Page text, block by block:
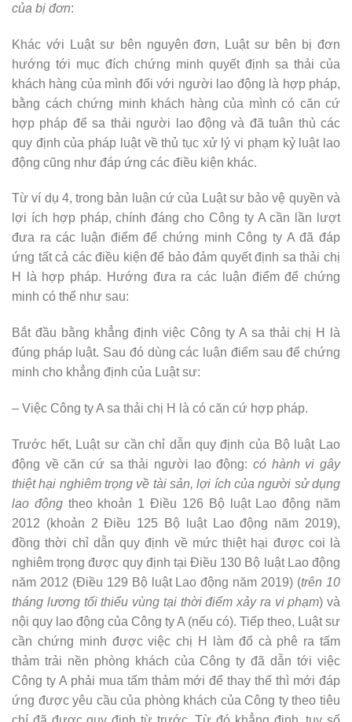
của bị đơn:
Khác với Luật sư bên nguyên đơn, Luật sư bên bị đơn
hướng tới mục đích chứng minh quyết định sa thải của
khách hàng của mình đối với người lao động là hợp pháp,
bằng cách chứng minh khách hàng của mình có căn cứ
hợp pháp để sa thải người lao động và đã tuân thủ các
quy định của pháp luật về thủ tục xử lý vi phạm kỷ luật lao
động cũng như đáp ứng các điều kiện khác.
Từ ví dụ 4, trong bản luận cứ của Luật sư bảo vệ quyền và
lợi ích hợp pháp, chính đáng cho Công ty A cần lần lượt
đưa ra các luận điểm để chứng minh Công ty A đã đáp
ứng tất cả các điều kiện để bảo đảm quyết định sa thải chị
H là hợp pháp. Hướng đưa ra các luận điểm để chứng
minh có thể như sau:
Bắt đầu bằng khẳng định việc Công ty A sa thải chị H là
đúng pháp luật. Sau đó dùng các luận điểm sau để chứng
minh cho khẳng định của Luật sư:
– Việc Công ty A sa thải chị H là có căn cứ hợp pháp.
Trước hết, Luật sư cần chỉ dẫn quy định của Bộ luật Lao
động về căn cứ sa thải người lao động: có hành vi gây
thiệt hại nghiêm trọng về tài sản, lợi ích của người sử dụng
lao động theo khoản 1 Điều 126 Bộ luật Lao động năm
2012 (khoản 2 Điều 125 Bộ luật Lao động năm 2019),
đồng thời chỉ dẫn quy định về mức thiệt hại được coi là
nghiêm trọng được quy định tại Điều 130 Bộ luật Lao động
năm 2012 (Điều 129 Bộ luật Lao động năm 2019) (trên 10
tháng lương tối thiểu vùng tại thời điểm xảy ra vi phạm) và
nội quy lao động của Công ty A (nếu có). Tiếp theo, Luật sư
cần chứng minh được việc chị H làm đổ cà phê ra tấm
thảm trải nền phòng khách của Công ty đã dẫn tới việc
Công ty A phải mua tấm thảm mới để thay thế thì mới đáp
ứng được yêu cầu của phòng khách của Công ty theo tiêu